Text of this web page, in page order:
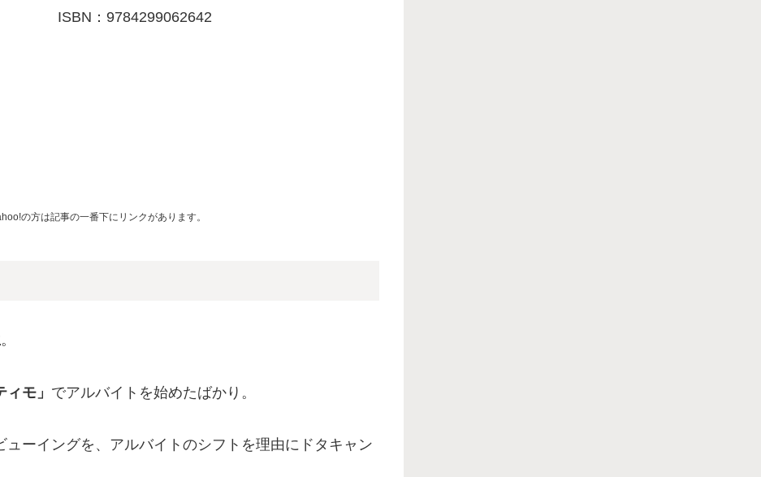
ISBN：9784299062642
の方は記事の一番下にリンクがあります。
。
モ」 でアルバイトを始めたばかり。
ーイングを、アルバイトのシフトを理由にドタキャン